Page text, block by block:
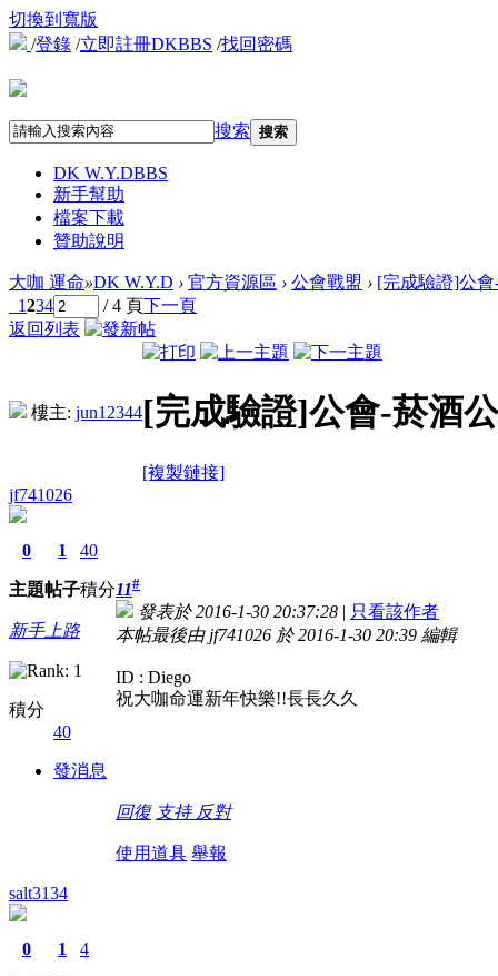
切換到寬版
/登錄 /立即註冊DKBBS /找回密碼
搜索 搜索
DK W.Y.DBBS
新手幫助
檔案下載
贊助說明
大咖 運命»DK W.Y.D › 官方資源區 › 公會戰盟 › [完成驗證]公
1234 / 4 頁下一頁
返回列表
樓主: jun12344[完成驗證]公會-菸酒
[複製鏈接]
jf741026
0
主題
1
帖子
40
積分
新手上路
積分
40
發消息
11#
發表於 2016-1-30 20:37:28 | 只看該作者
本帖最後由 jf741026 於 2016-1-30 20:39 編輯
ID : Diego
祝大咖命運新年快樂!!長長久久
回復 支持 反對
使用道具 舉報
salt3134
0 1 4